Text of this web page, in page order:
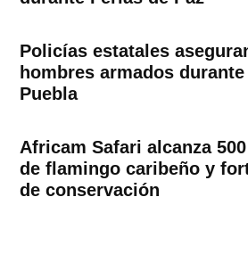
Policías estatales
hombres armados
Puebla
Africam Safari alcanza
de flamingo caribeño y
de conservación